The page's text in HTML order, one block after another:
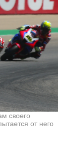
своего
от него